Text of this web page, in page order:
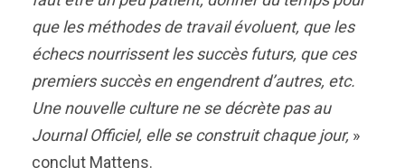
que les méthodes de travail évoluent, que les
échecs nourrissent les succès futurs, que ces
premiers succès en engendrent d’autres, etc.
Une nouvelle culture ne se décrète pas au
Journal Officiel, elle se construit chaque jour, »
conclut Mattens.